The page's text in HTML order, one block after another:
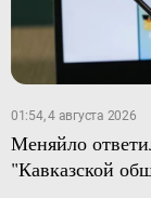
01:54, 4 августа 2026
Меняйло
"Кавказской